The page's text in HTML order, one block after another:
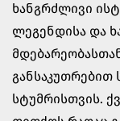
ხანგრძლივი
ლეგენდისა და
განსაკუთრებით
სტუმრისთვის.